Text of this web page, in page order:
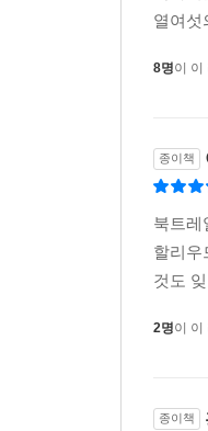
이 소설은
어두운 골
세기적 연
현대의 시
대범한 상
것이다. -
독창적이
열여섯
8명이 이
종이책
북트레
할리우
것도
2명이 이
종이책